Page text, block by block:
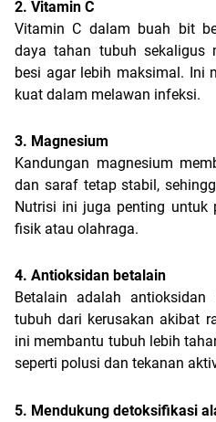
2. Vitamin C
Vitamin C dalam buah bit
daya tahan tubuh sekaligus
besi agar lebih maksimal. Ini
kuat dalam melawan infeksi.
3. Magnesium
Kandungan magnesium
dan saraf tetap stabil,
Nutrisi ini juga penting untuk
fisik atau olahraga.
4. Antioksidan betalain
Betalain adalah
tubuh dari kerusakan akibat
ini membantu tubuh lebih
seperti polusi dan tekanan
5. Mendukung detoksifikasi